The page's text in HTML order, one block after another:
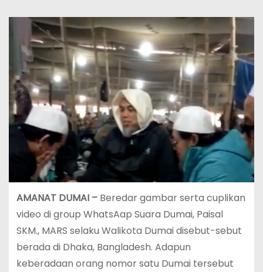
AMANAT DUMAI – Beredar gambar serta cuplikan
video di group WhatsAap Suara Dumai, Paisal
SKM., MARS selaku Walikota Dumai disebut-sebut
berada di Dhaka, Bangladesh. Adapun
keberadaan orang nomor satu Dumai tersebut